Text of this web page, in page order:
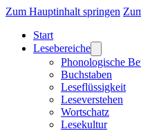
Zum Hauptinhalt springen
Start
Lesebereiche
Phonologische
Buchstaben
Leseflüssigkeit
Leseverstehen
Wortschatz
Lesekultur